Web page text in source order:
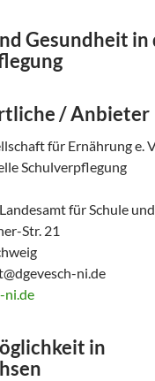
Gesundheit in
/ Anbieter
für Ernährung e.
Schulverpflegung
für Schule
Str. 21
ni.de
ni.de
in